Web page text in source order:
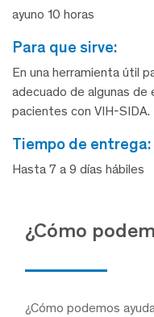
ayuno 10 horas
para que sirve:
En una herramienta útil
adecuado de algunas
pacientes con VIH-SIDA.
tiempo de entrega:
Hasta 7 a 9 días hábiles
¿Cómo
¿Cómo podemos